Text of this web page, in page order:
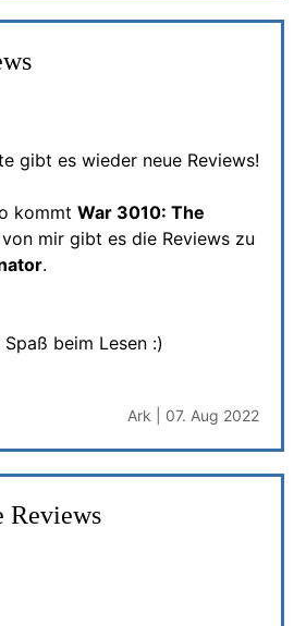
gibt es wieder neue Reviews!
kommt War 3010: The
mir gibt es die Reviews zu
.
beim Lesen :)
Ark | 07. Aug 2022
Reviews